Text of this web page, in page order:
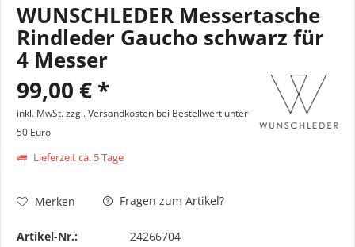
WUNSCHLEDER Messertasche
Rindleder Gaucho schwarz für
4 Messer
99,00 € *
inkl. MwSt.zzgl. Versandkosten bei Bestellwert unter
50 Euro
Lieferzeit ca. 5 Tage
Merken Fragen zum Artikel?
Artikel-Nr.:
24266704